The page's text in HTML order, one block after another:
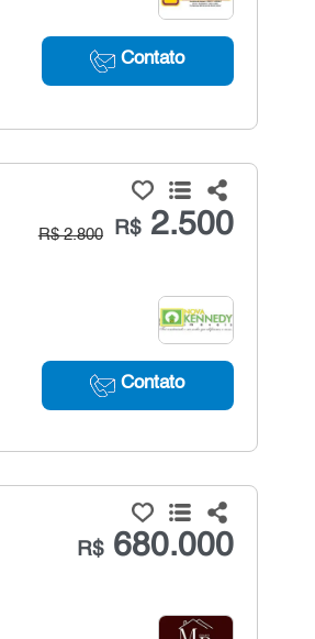
Contato
R$2.500
R$ 2.800
Contato
R$680.000